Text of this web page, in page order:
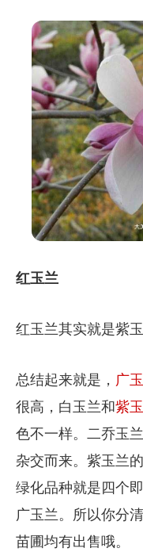
红玉兰
红玉兰其实就是紫
总结起来就是， 广
很高，白玉兰和紫
色不一样。二乔玉
杂交而来。紫玉兰
绿化品种就是四个
广玉兰。所以你分
苗圃均有出售哦。